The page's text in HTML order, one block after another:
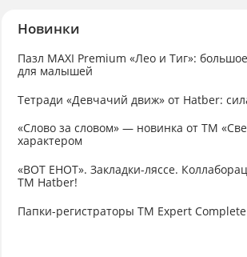
Новинки
Пазл MAXI Premium «Лео и Тиг»:
для малышей
Тетради «Девчачий движ» от Hatber:
«Слово за словом» — новинка от ТМ
характером
«ВОТ ЕНОТ». Закладки-ляссе.
ТМ Hatber!
Папки-регистраторы ТМ Expert Complete